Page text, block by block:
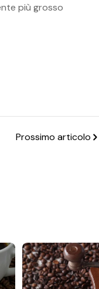
più grosso
Prossimo articolo